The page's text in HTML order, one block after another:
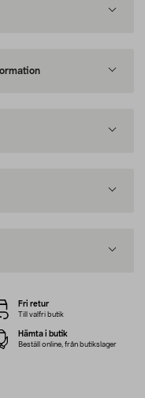
Fri retur
Till valfri butik
Hämta i butik
Beställ online, från butikslager